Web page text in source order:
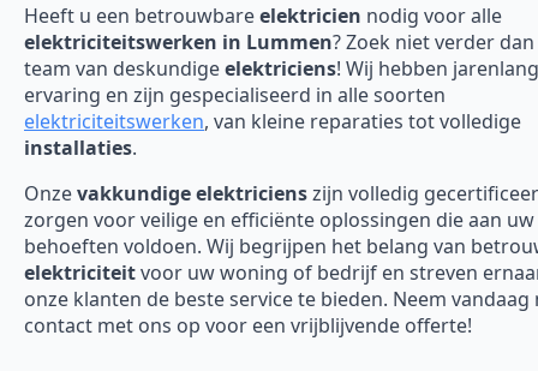
Heeft u een betrouwbareelektricien nodig voor alle
elektriciteitswerken in Lummen? Zoek niet verder
team van deskundigeelektriciens! Wij hebben
ervaring en zijn gespecialiseerd in alle soorten
elektriciteitswerken, van kleine reparaties tot volledige
installaties.
Onzevakkundige elektricienszijn volledig
zorgen voor veilige en efficiënte oplossingen die aan uw
behoeften voldoen. Wij begrijpen het belang van
elektriciteitvoor uw woning of bedrijf en streven
onze klanten de beste service te bieden. Neem vandaag
contact met ons op voor een vrijblijvende offerte!